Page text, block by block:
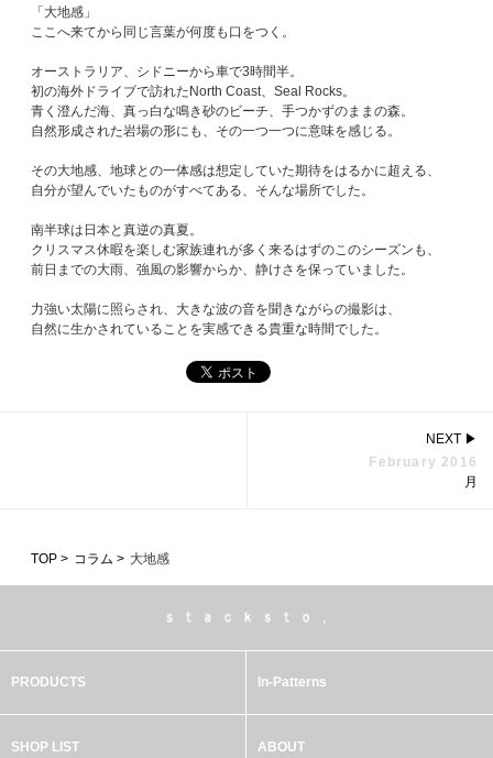
「大地感」
ここへ来てから同じ言葉が何度も口をつく。
オーストラリア、シドニーから車で3時間半。
初の海外ドライブで訪れたNorth Coast、Seal Rocks。
青く澄んだ海、真っ白な鳴き砂のビーチ、手つかずのままの森。
自然形成された岩場の形にも、その一つ一つに意味を感じる。
その大地感、地球との一体感は想定していた期待をはるかに超える、
自分が望んでいたものがすべてある、そんな場所でした。
南半球は日本と真逆の真夏。
クリスマス休暇を楽しむ家族連れが多く来るはずのこのシーズンも、
前日までの大雨、強風の影響からか、静けさを保っていました。
力強い太陽に照らされ、大きな波の音を聞きながらの撮影は、
自然に生かされていることを実感できる貴重な時間でした。
NEXT ▶
February 2016
月
TOP > コラム > 大地感
PRODUCTS In-Patterns
SHOP LIST ABOUT